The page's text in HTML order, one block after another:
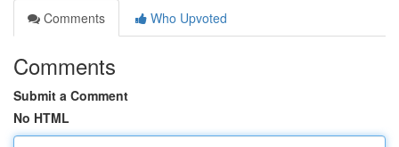
Comments
Who Upvoted
Comments
Submit a Comment
No HTML